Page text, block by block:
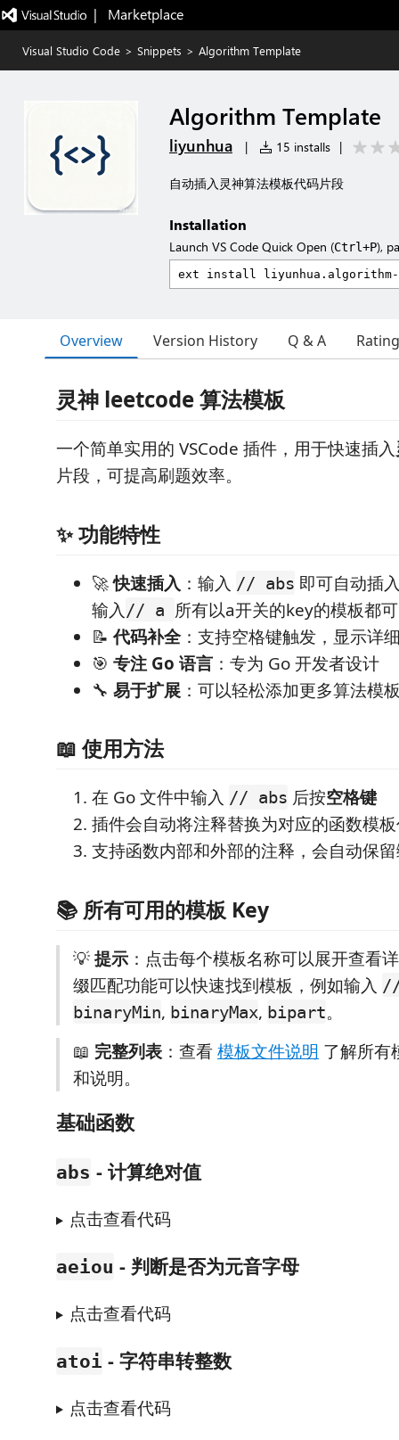
|   Marketplace
Visual Studio Code > Snippets > Algorithm Template
Algorithm Template
liyunhua | 15 installs |
自动插入灵神算法模板代码片段
Installation
Launch VS Code Quick Open (Ctrl+P),
Overview Version History Q & A
灵神 leetcode 算法模板
一个简单实用的 VSCode 插件，用于快速插入
片段，可提高刷题效率。
✨ 功能特性
🚀快速插入 ：输入 // abs 即可自动插
输入 // a 所有以a开关的key的模板都
📝代码补全：支持空格键触发，显示详
🎯 专注 Go 语言 ：专为 Go 开发者设计
🔧 易于扩展 ：可以轻松添加更多算法模
📖 使用方法
在 Go 文件中输入 // abs 后按空格键
插件会自动将注释替换为对应的函数模
支持函数内部和外部的注释，会自动保
📚 所有可用的模板 Key
💡提示 ：点击每个模板名称可以展开查看
缀匹配功能可以快速找到模板，例如输入
binaryMin, binaryMax, bipart。
📖 完整列表 ：查看模板文件说明 了解所有
和说明。
基础函数
abs - 计算绝对值
点击查看代码
aeiou - 判断是否为元音字母
点击查看代码
atoi - 字符串转整数
点击查看代码